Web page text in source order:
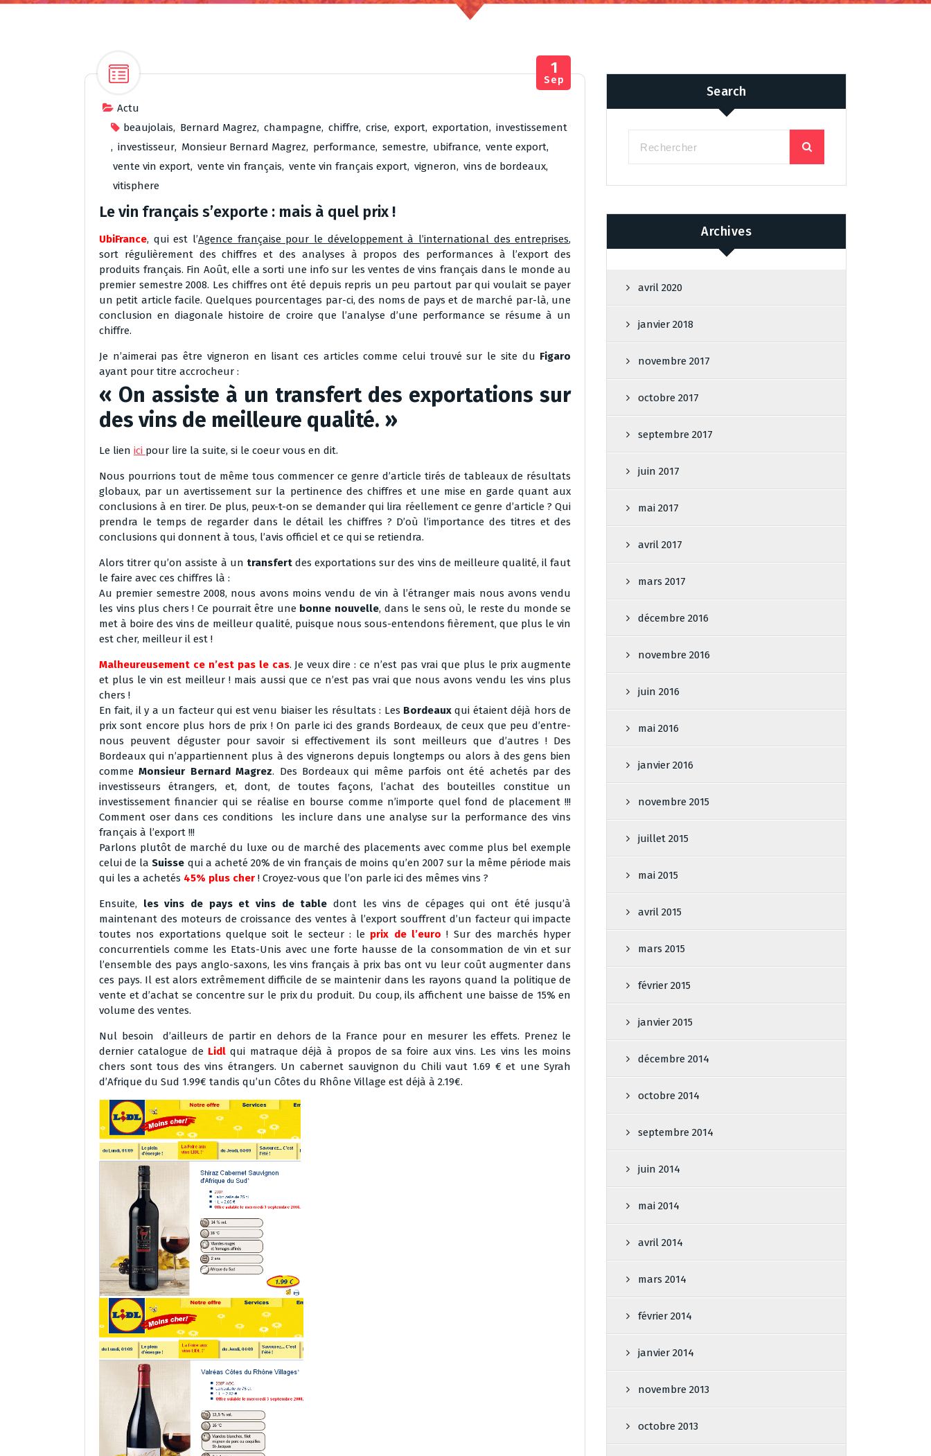
Actu
beaujolais, Bernard Magrez, champagne, chiffre, crise, export, exportation, investissement
, investisseur, Monsieur Bernard Magrez, performance, semestre, ubifrance, vente export,
vente vin export, vente vin français, vente vin français export, vigneron, vins de bordeaux,
vitisphere
1
Sep
Le vin français s’exporte : mais à quel prix !
UbiFrance, qui est l’Agence française pour le développement à l’international des entreprises,
sort régulièrement des chiffres et des analyses à propos des performances à l’export des
produits français. Fin Août, elle a sorti une info sur les ventes de vins français dans le monde au
premier semestre 2008. Les chiffres ont été depuis repris un peu partout par qui voulait se payer
un petit article facile. Quelques pourcentages par-ci, des noms de pays et de marché par-là, une
conclusion en diagonale histoire de croire que l’analyse d’une performance se résume à un
chiffre.
Je n’aimerai pas être vigneron en lisant ces articles comme celui trouvé sur le site du Figaro
ayant pour titre accrocheur :
« On assiste à un transfert des exportations sur
des vins de meilleure qualité. »
Le lien ici pour lire la suite, si le coeur vous en dit.
Nous pourrions tout de même tous commencer ce genre d’article tirés de tableaux de résultats
globaux, par un avertissement sur la pertinence des chiffres et une mise en garde quant aux
conclusions à en tirer. De plus, peux-t-on se demander qui lira réellement ce genre d’article ? Qui
prendra le temps de regarder dans le détail les chiffres ? D’où l’importance des titres et des
conclusions qui donnent à tous, l’avis officiel et ce qui se retiendra.
Alors titrer qu’on assiste à un transfertdes exportations sur des vins de meilleure qualité, il faut
le faire avec ces chiffres là :
Au premier semestre 2008, nous avons moins vendu de vin à l’étranger mais nous avons vendu
les vins plus chers ! Ce pourrait être une bonne nouvelle, dans le sens où, le reste du monde se
met à boire des vins de meilleur qualité, puisque nous sous-entendons fièrement, que plus le vin
est cher, meilleur il est !
Malheureusement ce n’est pas le cas. Je veux dire : ce n’est pas vrai que plus le prix augmente
et plus le vin est meilleur ! mais aussi que ce n’est pas vrai que nous avons vendu les vins plus
chers !
En fait, il y a un facteur qui est venu biaiser les résultats : Les Bordeauxqui étaient déjà hors de
prix sont encore plus hors de prix ! On parle ici des grands Bordeaux, de ceux que peu d’entre-
nous peuvent déguster pour savoir si effectivement ils sont meilleurs que d’autres ! Des
Bordeaux qui n’appartiennent plus à des vignerons depuis longtemps ou alors à des gens bien
commeMonsieur Bernard Magrez. Des Bordeaux qui même parfois ont été achetés par des
investisseurs étrangers, et, dont, de toutes façons, l’achat des bouteilles constitue un
investissement financier qui se réalise en bourse comme n’importe quel fond de placement !!!
Comment oser dans ces conditions les inclure dans une analyse sur la performance des vins
français à l’export !!!
Parlons plutôt de marché du luxe ou de marché des placements avec comme plus bel exemple
celui de laSuisse qui a acheté 20% de vin français de moins qu’en 2007 sur la même période mais
qui les a achetés 45% plus cher ! Croyez-vous que l’on parle ici des mêmes vins ?
Ensuite, les vins de pays et vins de tabledont les vins de cépages qui ont été jusqu’à
maintenant des moteurs de croissance des ventes à l’export souffrent d’un facteur qui impacte
toutes nos exportations quelque soit le secteur : le prix de l’euro ! Sur des marchés hyper
concurrentiels comme les Etats-Unis avec une forte hausse de la consommation de vin et sur
l’ensemble des pays anglo-saxons, les vins français à prix bas ont vu leur coût augmenter dans
ces pays. Il est alors extrêmement difficile de se maintenir dans les rayons quand la politique de
vente et d’achat se concentre sur le prix du produit. Du coup, ils affichent une baisse de 15% en
volume des ventes.
Nul besoin d’ailleurs de partir en dehors de la France pour en mesurer les effets. Prenez le
dernier catalogue de Lidlqui matraque déjà à propos de sa foire aux vins. Les vins les moins
chers sont tous des vins étrangers. Un cabernet sauvignon du Chili vaut 1.69 € et une Syrah
d’Afrique du Sud 1.99€ tandis qu’un Côtes du Rhône Village est déjà à 2.19€.
Search
Archives
avril 2020
janvier 2018
novembre 2017
octobre 2017
septembre 2017
juin 2017
mai 2017
avril 2017
mars 2017
décembre 2016
novembre 2016
juin 2016
mai 2016
janvier 2016
novembre 2015
juillet 2015
mai 2015
avril 2015
mars 2015
février 2015
janvier 2015
décembre 2014
octobre 2014
septembre 2014
juin 2014
mai 2014
avril 2014
mars 2014
février 2014
janvier 2014
novembre 2013
octobre 2013